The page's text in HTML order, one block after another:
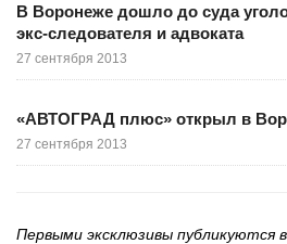
В Воронеже дошло до суда
экс-следователя и адвоката
27 сентября 2013
«АВТОГРАД плюс» открыл в
27 сентября 2013
Первыми эксклюзивы публикуются в